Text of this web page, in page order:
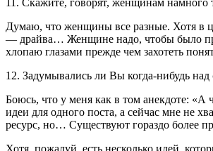
Думаю, что женщины все разные. Хотя в
— драйва… Женщине надо, чтобы было
хлопаю глазами прежде чем захотеть
12. Задумывались ли Вы когда-нибудь
Боюсь, что у меня как в том анекдоте:
идеи для одного поста, а сейчас мне не
ресурс, но… Существуют гораздо более
Хотя, пожалуй, есть несколько идей,